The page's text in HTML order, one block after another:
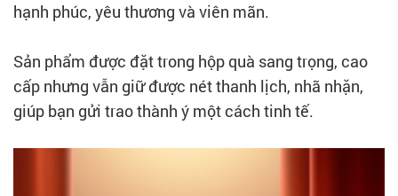
hạnh phúc, yêu thương và viên mãn.
Sản phẩm được đặt trong hộp quà sang trọng, cao
cấp nhưng vẫn giữ được nét thanh lịch, nhã nhặn,
giúp bạn gửi trao thành ý một cách tinh tế.